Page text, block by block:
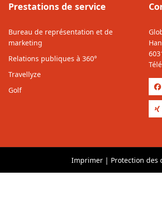
Prestations de service
Bureau de représentation et de
marketing
Relations publiques à 360°
Travellyze
Golf
Imprimer | Protection des